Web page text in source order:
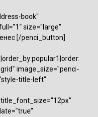
book"
size="large"
[/penci_button]
image_size="penci-
title-left"